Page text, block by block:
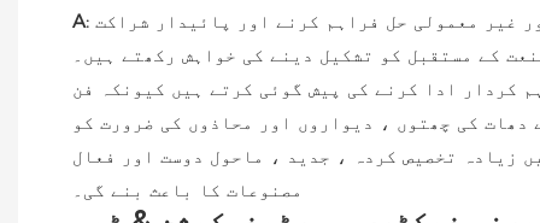
A: غیر معمولی حل فراہم کرنے اور پائیدار شراکت
کے مستقبل کو تشکیل دینے کی خواہش رکھتے ہیں۔
کردار ادا کرنے کی پیش گوئی کرتے ہیں کیونکہ فن
کی چھتوں ، دیواروں اور محاذوں کی ضرورت کو
زیادہ تخصیص کردہ ، جدید ، ماحول دوست اور فعال
مصنوعات کا باعث بنے گی۔